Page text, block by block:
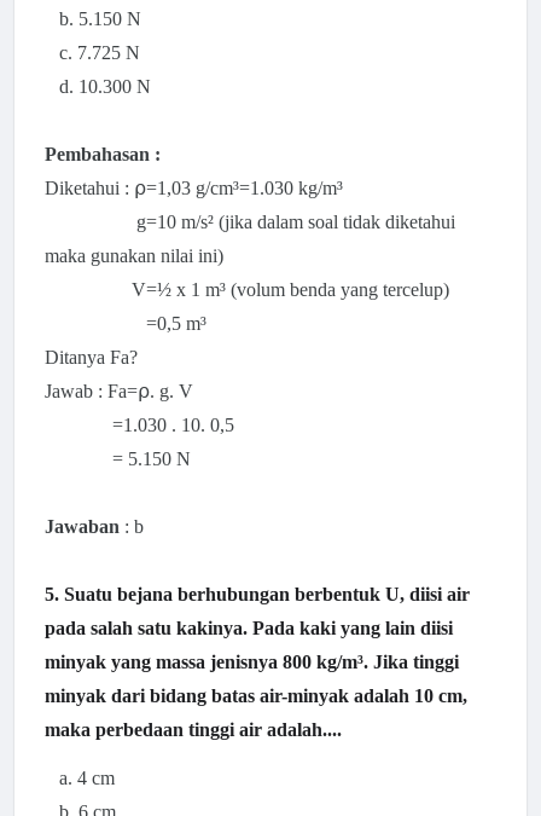
b. 5.150 N
c. 7.725 N
d. 10.300 N
Pembahasan :
Diketahui : ⍴=1,03 g/cm³=1.030 kg/m³
g=10 m/s² (jika dalam soal tidak diketahui
maka gunakan nilai ini)
V=½ x 1 m³ (volum benda yang tercelup)
=0,5 m³
Ditanya Fa?
Jawab : Fa=⍴. g. V
=1.030 . 10. 0,5
= 5.150 N
Jawaban : b
5. Suatu bejana berhubungan berbentuk U, diisi air
pada salah satu kakinya. Pada kaki yang lain diisi
minyak yang massa jenisnya 800 kg/m³. Jika tinggi
minyak dari bidang batas air-minyak adalah 10 cm,
maka perbedaan tinggi air adalah....
a. 4 cm
b. 6 cm